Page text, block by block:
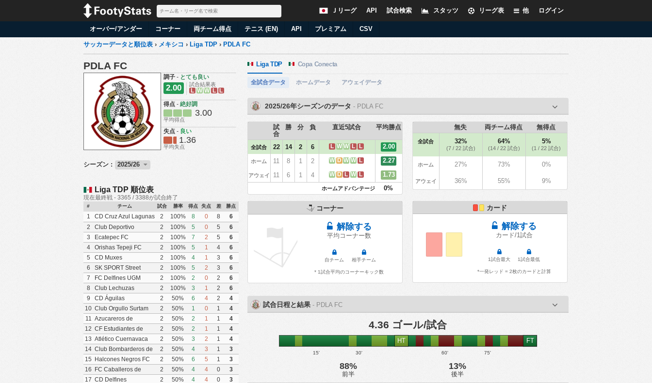
ログイン
他
リーグ表
スタッツ
試合検索
API
Ｊリーグ
オーバー/アンダー コーナー 両チーム得点 テニス (EN) API プレミアム CSV
サッカーデータと順位表 › メキシコ › Liga TDP › PDLA FC
PDLA FC
調子 - とても良い
2.00 試合結果表
L W W L L
得点 - 絶好調
3.00
平均得点
失点 - 良い
1.36
平均失点
シーズン : 2025/26
Liga TDP 順位表
現在最終戦 - 3365 / 3388が試合終了
# チーム 試合 勝率 得点 失点 差 勝点
1 CD Cruz Azul Lagunas 2 100% 8 0 8
6
2
Club Deportivo
Yautepec
2 100% 5 0 5
6
3
Ecatepec FC 2 100% 7 2 5
6
4
Orishas Tepeji FC 2 100% 5 1 4
6
5
CD Muxes 2 100% 4 1 3
6
6
SK SPORT Street
Soccer FC
2 100% 5 2 3
6
7
FC Delfines UGM 2 100% 2 0 2
6
8
Club Lechuzas
UPGCH
2 100% 3 1 2
6
9
CD Águilas
Universidad Autónoma
de Guerrero
2 50% 6 4 2
4
10 Club Orgullo Surtam 2 50% 1 0 1
4
11
Azucareros de
Tezonapa FC
2 50% 2 1 1
4
12 CF Estudiantes de
Atlacomulco
2 50% 2 1 1
4
13 Atlético Cuernavaca
(Tigres Yautepec)
2 50% 3 2 1
4
14 Club Bombarderos de
Tecámac
2 50% 4 3 1
3
15
Halcones Negros FC 2 50% 6 5 1
3
16
FC Caballeros de
Córdoba
2 50% 4 4 0
3
17 CD Delfines
2 50% 4 4 0
3
Liga TDP Copa Conecta
全試合データ ホームデータ アウェイデータ
2025/26年シーズンのデータ - PDLA FC
試
合
勝 分 負 直近5試合 平均勝点
全試合 22 14 2 6 L W W L L 2.00
ホーム 11 8 1 2 W D W W L 2.27
アウェイ 11 6 1 4 W D L W L 1.73
ホームアドバンテージ 0%
無失 両チーム得点 無得点
全試合 32%
(7 / 22 試合)
64%
(14 / 22 試合)
5%
(1 / 22 試合)
ホーム 27% 73% 0%
アウェイ 36% 55% 9%
コーナー
解除する
平均コーナー数
自チーム 相手チーム
* 1試合平均のコーナーキック数
カード
解除する
カード/1試合
1試合最大 1試合最低
*一発レッド = 2枚のカードと計算
試合日程と結果- PDLA FC
4.36 ゴール/試合
15' 30'
HT
60' 75'
FT
88%
前半
13%
後半